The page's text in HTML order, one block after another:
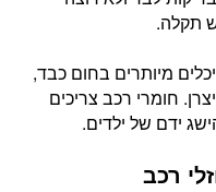
תקלה.
מיותרים בחום כבד,
חומרי רכב צריכים
ידם של ילדים.
רכב